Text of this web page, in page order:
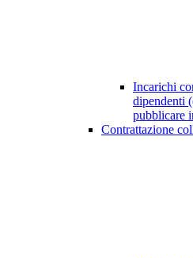
Incarichi
dipendenti
pubblicare
Contrattazione